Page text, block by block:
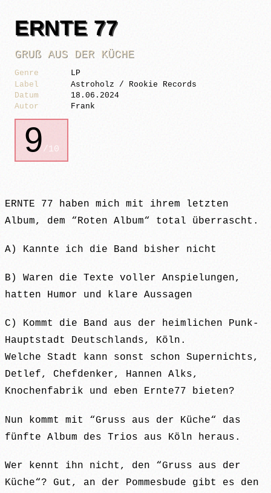
ERNTE 77
GRUß AUS DER KÜCHE
Genre
LP
Label
Astroholz / Rookie Records
Datum
18.06.2024
Autor
Frank
9/10
ERNTE 77 haben mich mit ihrem letzten
Album, dem “Roten Album“ total überrascht.
A) Kannte ich die Band bisher nicht
B) Waren die Texte voller Anspielungen,
hatten Humor und klare Aussagen
C) Kommt die Band aus der heimlichen Punk-
Hauptstadt Deutschlands, Köln.
Welche Stadt kann sonst schon Supernichts,
Detlef, Chefdenker, Hannen Alks,
Knochenfabrik und eben Ernte77 bieten?
Nun kommt mit “Gruss aus der Küche“ das
fünfte Album des Trios aus Köln heraus.
Wer kennt ihn nicht, den “Gruss aus der
Küche“? Gut, an der Pommesbude gibt es den